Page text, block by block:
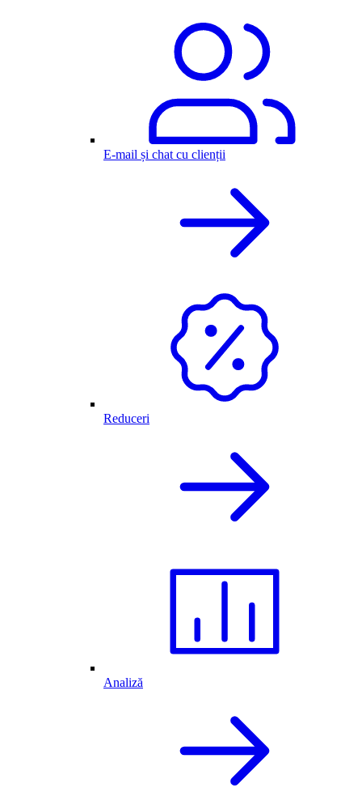
E-mail și chat cu clienții
Reduceri
Analiză